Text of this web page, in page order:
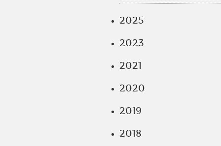
2025
2023
2021
2020
2019
2018